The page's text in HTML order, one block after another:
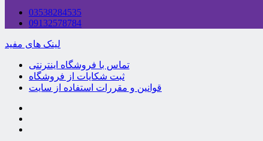
03538284535
09132578784
لینک های مفید
تماس با فروشگاه اینترنتی
ثبت شکایات از فروشگاه
قوانین و مقررات استفاده از سایت